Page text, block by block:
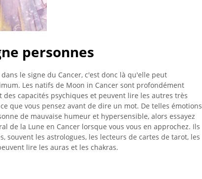
personnes
le signe du Cancer, c'est donc là qu'elle peut
Les natifs de Moon in Cancer sont profondément
capacités psychiques et peuvent lire les autres très
que vous pensez avant de dire un mot. De telles émotions
de mauvaise humeur et hypersensible, alors essayez
de la Lune en Cancer lorsque vous vous en approchez. Ils
souvent les astrologues, les lecteurs de cartes de tarot, les
lire les auras et les chakras.